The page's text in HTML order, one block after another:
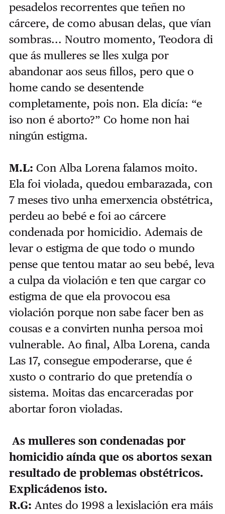
pesadelos recorrentes que teñen no
cárcere, de como abusan delas, que vían
sombras... Noutro momento, Teodora di
que ás mulleres se lles xulga por
abandonar aos seus fillos, pero que o
home cando se desentende
completamente, pois non. Ela dicía: “e
iso non é aborto?” Co home non hai
ningún estigma.
M.L: Con Alba Lorena falamos moito.
Ela foi violada, quedou embarazada, con
7 meses tivo unha emerxencia obstétrica,
perdeu ao bebé e foi ao cárcere
condenada por homicidio. Ademais de
levar o estigma de que todo o mundo
pense que tentou matar ao seu bebé, leva
a culpa da violación e ten que cargar co
estigma de que ela provocou esa
violación porque non sabe facer ben as
cousas e a convirten nunha persoa moi
vulnerable. Ao final, Alba Lorena, canda
Las 17, consegue empoderarse, que é
xusto o contrario do que pretendía o
sistema. Moitas das encarceradas por
abortar foron violadas.
As mulleres son condenadas por
homicidio aínda que os abortos sexan
resultado de problemas obstétricos.
Explicádenos isto.
R.G: Antes do 1998 a lexislación era máis